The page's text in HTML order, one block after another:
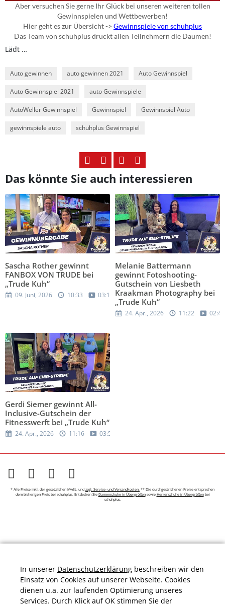
Lädt …
Auto gewinnen auto gewinnen 2021 Auto Gewinnspiel
Auto Gewinnspiel 2021 auto Gewinnspiele
AutoWeller Gewinnspiel Gewinnspiel Gewinnspiel Auto
gewinnspiele auto schuhplus Gewinnspiel
Das könnte Sie auch interessieren
Sascha Rother gewinnt
FANBOX VON TRUDE bei
„Trude Kuh“
09. Juni, 2026 10:33 03:12
Melanie Battermann
gewinnt Fotoshooting-
Gutschein von Liesbeth
Kraakman Photography bei
„Trude Kuh“
24. Apr., 2026 11:22 02:44
Gerdi Siemer gewinnt All-
Inclusive-Gutschein der
Fitnesswerft bei „Trude Kuh“
24. Apr., 2026 11:16 03:50
* Alle Preise inkl. der gesetzlichen MwSt. und zzgl. Service- und Versandkosten. ** Die durchgestrichenen Preise entsprechen
dem bisherigen Preis bei schuhplus. Entdecken Sie Damenschuhe in Übergrößensowie Herrenschuhe in Übergrößenbei
schuhplus.
In unserer Datenschutzerklärung beschreiben wir den
Einsatz von Cookies auf unserer Webseite. Cookies
dienen u.a. zur laufenden Optimierung unseres
Services. Durch Klick auf OK stimmen Sie der